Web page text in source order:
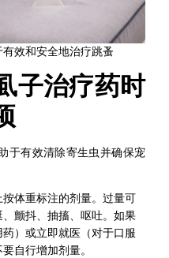
效和安全地治疗跳蚤
子治疗药时
于有效清除寄生虫并确保宠
体重标注的剂量。过量可
颤抖、抽搐、呕吐。如果
）或立即就医（对于口服
自行增加剂量。